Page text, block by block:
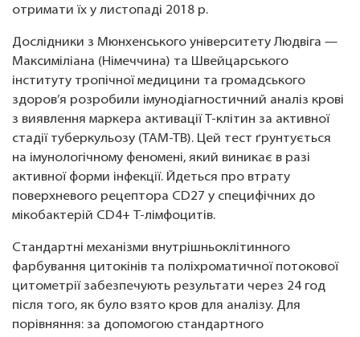
отримати їх у листопаді 2018 р.
Дослідники з Мюнхенського університету Людвіга —
Максиміліана (Німеччина) та Швейцарського
інституту тропічної медицини та громадського
здоров’я розробили імунодіагностичний аналіз крові
з виявлення маркера активації Т-клітин за активної
стадії туберкульозу (TAM-TB). Цей тест ґрунтується
на імунологічному феномені, який виникає в разі
активної форми інфекції. Йдеться про втрату
поверхневого рецептора CD27 у специфічних до
мікобактерій CD4+ Т-лімфоцитів.
Стандартні механізми внутрішньоклітинного
фарбування цитокінів та поліхроматичної потокової
цитометрії забезпечують результати через 24 год
після того, як було взято кров для аналізу. Для
порівняння: за допомогою стандартного